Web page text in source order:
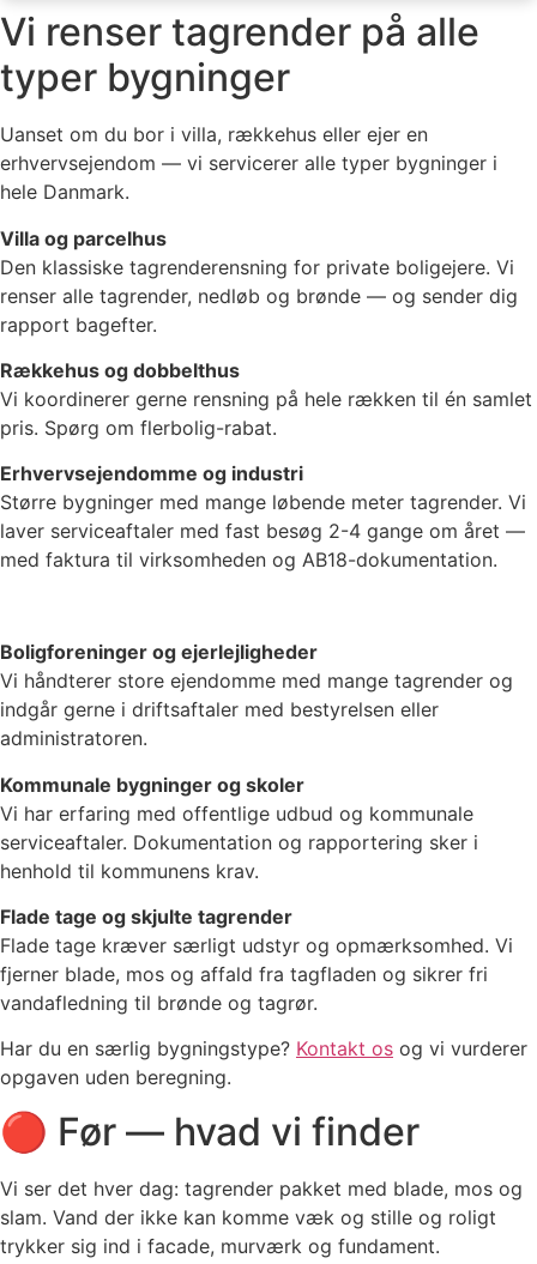
Vi renser tagrender på alle
typer bygninger
Uanset om du bor i villa, rækkehus eller ejer en
erhvervsejendom — vi servicerer alle typer bygninger i
hele Danmark.
Villa og parcelhus
Den klassiske tagrenderensning for private boligejere. Vi
renser alle tagrender, nedløb og brønde — og sender dig
rapport bagefter.
Rækkehus og dobbelthus
Vi koordinerer gerne rensning på hele rækken til én samlet
pris. Spørg om flerbolig-rabat.
Erhvervsejendomme og industri
Større bygninger med mange løbende meter tagrender. Vi
laver serviceaftaler med fast besøg 2-4 gange om året —
med faktura til virksomheden og AB18-dokumentation.
Boligforeninger og ejerlejligheder
Vi håndterer store ejendomme med mange tagrender og
indgår gerne i driftsaftaler med bestyrelsen eller
administratoren.
Kommunale bygninger og skoler
Vi har erfaring med offentlige udbud og kommunale
serviceaftaler. Dokumentation og rapportering sker i
henhold til kommunens krav.
Flade tage og skjulte tagrender
Flade tage kræver særligt udstyr og opmærksomhed. Vi
fjerner blade, mos og affald fra tagfladen og sikrer fri
vandafledning til brønde og tagrør.
Har du en særlig bygningstype? Kontakt os og vi vurderer
opgaven uden beregning.
🔴 Før — hvad vi finder
Vi ser det hver dag: tagrender pakket med blade, mos og
slam. Vand der ikke kan komme væk og stille og roligt
trykker sig ind i facade, murværk og fundament.